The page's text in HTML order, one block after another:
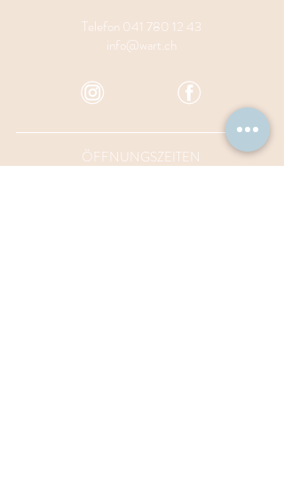
Telefon 041 780 12 43
info@wart.ch
ÖFFNUNGSZEITEN